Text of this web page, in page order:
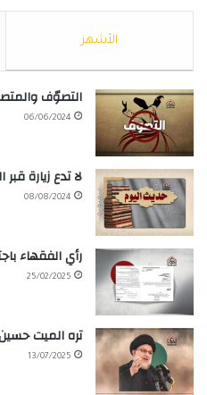
الأشهر
التصوّف
06/06/2024
لا تدع زيارة
08/08/2024
رأي الفقهاء
25/02/2025
تره الميت
13/07/2025